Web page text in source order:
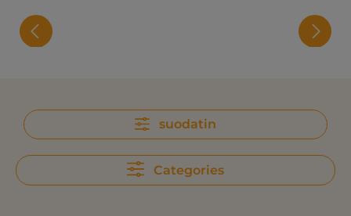
suodatin
Categories